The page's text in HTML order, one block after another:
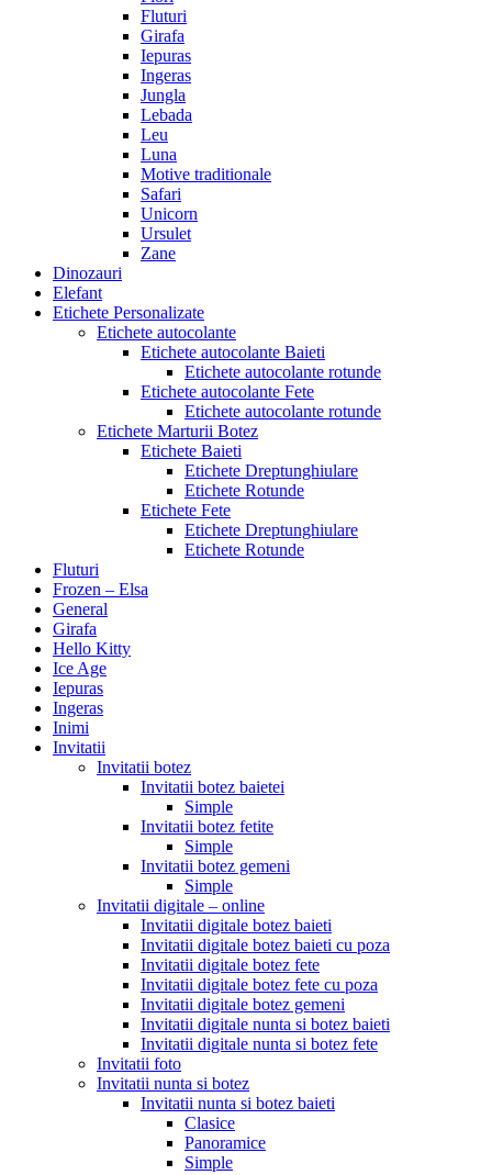
Fluturi
Girafa
Iepuras
Ingeras
Jungla
Lebada
Leu
Luna
Motive traditionale
Safari
Unicorn
Ursulet
Zane
Dinozauri
Elefant
Etichete Personalizate
Etichete autocolante
Etichete autocolante Baieti
Etichete autocolante rotunde
Etichete autocolante Fete
Etichete autocolante rotunde
Etichete Marturii Botez
Etichete Baieti
Etichete Dreptunghiulare
Etichete Rotunde
Etichete Fete
Etichete Dreptunghiulare
Etichete Rotunde
Fluturi
Frozen – Elsa
General
Girafa
Hello Kitty
Ice Age
Iepuras
Ingeras
Inimi
Invitatii
Invitatii botez
Invitatii botez baietei
Simple
Invitatii botez fetite
Simple
Invitatii botez gemeni
Simple
Invitatii digitale – online
Invitatii digitale botez baieti
Invitatii digitale botez baieti cu poza
Invitatii digitale botez fete
Invitatii digitale botez fete cu poza
Invitatii digitale botez gemeni
Invitatii digitale nunta si botez baieti
Invitatii digitale nunta si botez fete
Invitatii foto
Invitatii nunta si botez
Invitatii nunta si botez baieti
Clasice
Panoramice
Simple